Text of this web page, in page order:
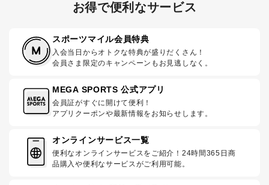
お得で便利なサービス
スポーツマイル会員特典
入会当日からオトクな特典が盛りだくさん！
会員さま限定のキャンペーンもお見逃しなく。
MEGA SPORTS 公式アプリ
会員証がすぐに開けて便利！
アプリクーポンや最新情報をお知らせします。
オンラインサービス一覧
便利なオンラインサービスをご紹介！24時間365日商
品購入や便利なサービスがご利用可能。